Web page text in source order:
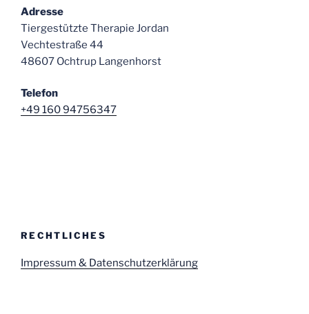
Adresse
Tiergestützte Therapie Jordan
Vechtestraße 44
48607 Ochtrup Langenhorst
Telefon
+49 160 94756347
RECHTLICHES
Impressum & Datenschutzerklärung